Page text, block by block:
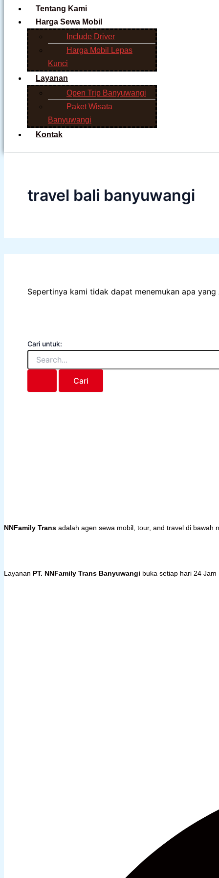
Tentang Kami
Harga Sewa Mobil
Include Driver
Harga Mobil Lepas
Kunci
Layanan
Open Trip Banyuwangi
Paket Wisata
Banyuwangi
Kontak
travel bali banyuwangi
Sepertinya kami tidak dapat menemukan apa
Cari untuk:
NNFamily Trans adalah agen sewa mobil, tour, and travel di bawah
Layanan PT. NNFamily Trans Banyuwangi buka setiap hari 24 Jam